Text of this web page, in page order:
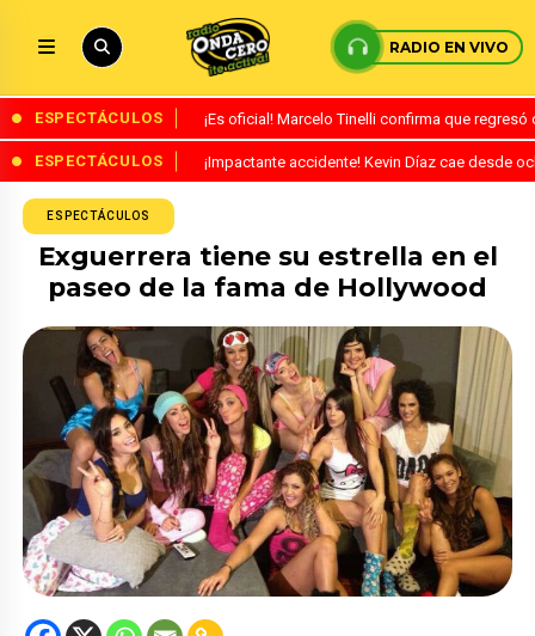
RADIO EN VIVO
ESPECTÁCULOS ¡Es oficial! Marcelo Tinelli confirma que
ESPECTÁCULOS ¡Impactante accidente! Kevin Díaz cae desde
ESPECTÁCULOS
Exguerrera tiene su estrella en el
paseo de la fama de Hollywood